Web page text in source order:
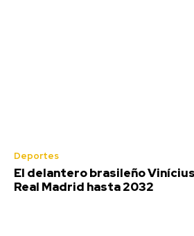
Deportes
El delantero brasileño
Real Madrid hasta 2032